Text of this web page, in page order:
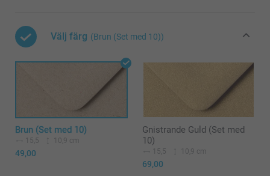
Välj färg (Brun (Set med 10))
Brun (Set med 10)
15,5 10,9 cm
49,00
Gnistrande Guld (Set med
10)
15,5 10,9 cm
69,00